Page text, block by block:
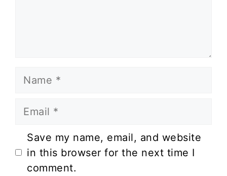
Name
Email
Website
Save my name, email, and website
in this browser for the next time I
comment.